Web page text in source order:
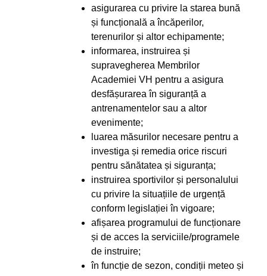
asigurarea cu privire la starea bună
și funcțională a încăperilor,
terenurilor și altor echipamente;
informarea, instruirea și
supravegherea Membrilor
Academiei VH pentru a asigura
desfășurarea în siguranță a
antrenamentelor sau a altor
evenimente;
luarea măsurilor necesare pentru a
investiga și remedia orice riscuri
pentru sănătatea și siguranța;
instruirea sportivilor și personalului
cu privire la situațiile de urgență
conform legislației în vigoare;
afișarea programului de funcționare
și de acces la serviciile/programele
de instruire;
în funcție de sezon, condiții meteo și